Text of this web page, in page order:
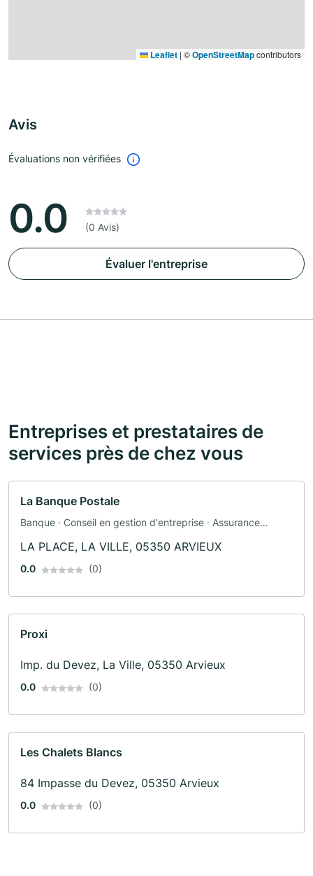
Leaflet | ©OpenStreetMapcontributors
Avis
Évaluations non vérifiées
0.0 (0 Avis)
Évaluer l'entreprise
Entreprises et prestataires de
services près de chez vous
La Banque Postale
Banque · Conseil en gestion d'entreprise · Assurance
LA PLACE, LA VILLE, 05350 ARVIEUX
0.0 (0)
Proxi
Imp. du Devez, La Ville, 05350 Arvieux
0.0 (0)
Les Chalets Blancs
84 Impasse du Devez, 05350 Arvieux
0.0 (0)